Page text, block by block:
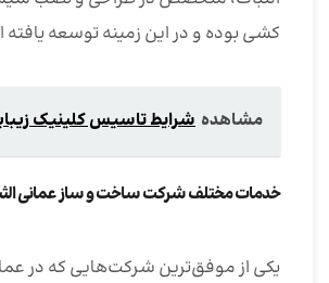
کشی بوده و در این زمینه توسعه
مشاهده شرایط تاسیس کلینیک
خدمات مختلف شرکت ساخت و ساز عمانی
یکی از موفق‌ترین شرکت‌هایی که در